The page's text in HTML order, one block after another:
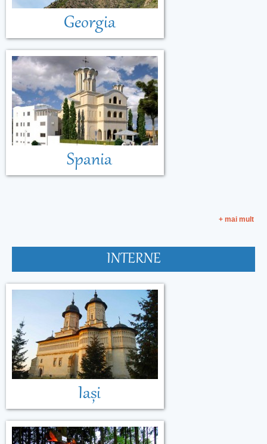
Georgia
Spania
Malta
Muntenegru
+ mai mult
INTERNE
Iași